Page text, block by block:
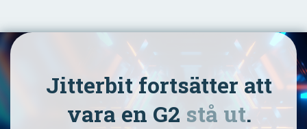
Jitterbit fortsätter att
vara en G2 stå ut.